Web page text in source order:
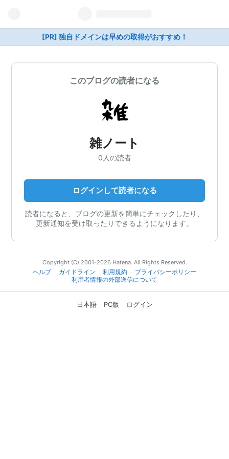
[PR] 独自ドメインは早めの取得がおすすめ！
このブログの読者になる
雑ノート
0人の読者
ログインして読者になる
読者になると、ブログの更新を簡単にチェックしたり、
更新通知を受け取ったりできるようになります。
Copyright (C) 2001-2026 Hatena. All Rights Reserved.
ヘルプ
ガイドライン 利用規約
プライバシーポリシー
利用者情報の外部送信について
日本語 PC版 ログイン